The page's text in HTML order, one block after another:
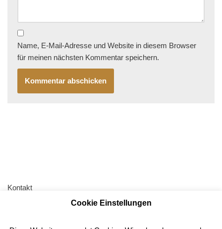
Name, E-Mail-Adresse und Website in diesem Browser
für meinen nächsten Kommentar speichern.
Kontakt
Cookie Einstellungen